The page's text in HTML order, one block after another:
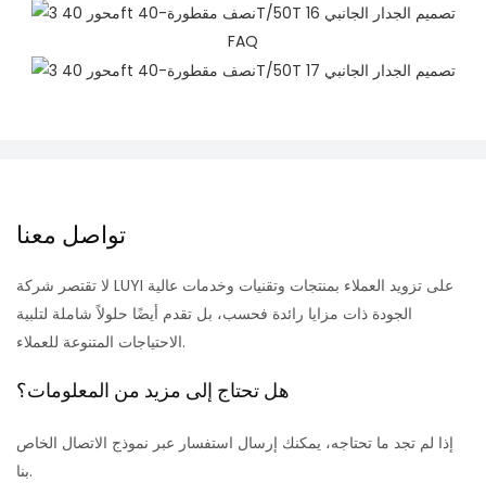
FAQ
تواصل معنا
لا تقتصر شركة LUYI على تزويد العملاء بمنتجات وتقنيات وخدمات عالية
الجودة ذات مزايا رائدة فحسب، بل تقدم أيضًا حلولاً شاملة لتلبية
الاحتياجات المتنوعة للعملاء.
هل تحتاج إلى مزيد من المعلومات؟
إذا لم تجد ما تحتاجه، يمكنك إرسال استفسار عبر نموذج الاتصال الخاص
بنا.